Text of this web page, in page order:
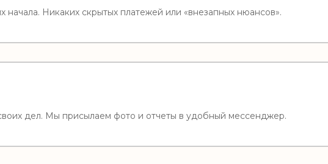
дел. Мы присылаем фото и отчеты в удобный мессенджер.
начала. Никаких скрытых платежей или «внезапных нюансов».